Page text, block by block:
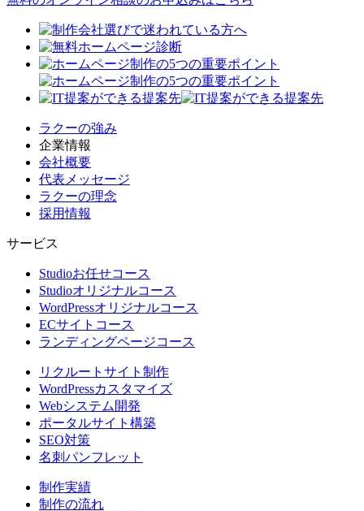
ラクーの強み
企業情報
会社概要
代表メッセージ
ラクーの理念
採用情報
サービス
Studioお任せコース
Studioオリジナルコース
WordPressオリジナルコース
ECサイトコース
ランディングページコース
リクルートサイト制作
WordPressカスタマイズ
Webシステム開発
ポータルサイト構築
SEO対策
名刺パンフレット
制作実績
制作の流れ